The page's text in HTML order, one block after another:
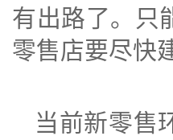
有出路了。只
零售店要尽快
当前新零售